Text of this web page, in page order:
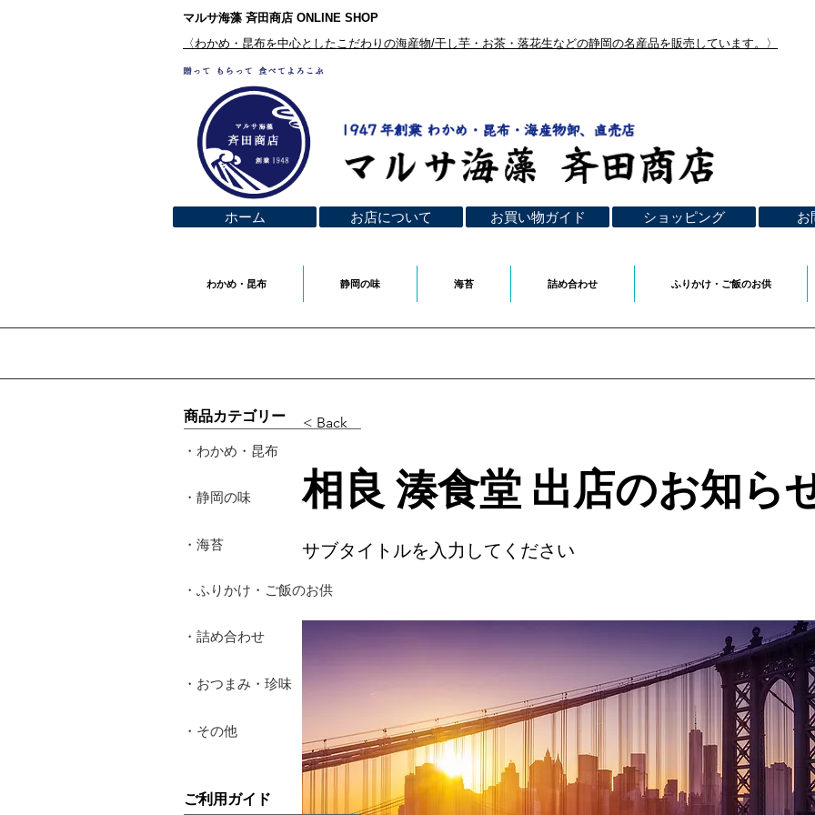
マルサ海藻 斉田商店 ONLINE SHOP
< Back
相良 湊食堂 出店のお知ら
サブタイトルを入力してください
​商品カテゴリー
・わかめ・昆布
・静岡の味
・海苔
・ふりかけ・ご飯のお供
・詰め合わせ
・おつまみ・珍味
・その他
​ご利用ガイド
​〈わかめ・昆布を中心としたこだわりの海産物/干し芋・お茶・落花生などの静岡の名産品を販売しています。〉
ホーム お店について お買い物ガイド ショッピング お
わかめ・昆布 静岡の味 海苔 詰め合わせ ふりかけ・ご飯のお供